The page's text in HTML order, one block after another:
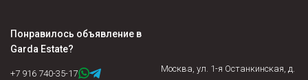
Понравилось объявление в
Garda Estate?
+7 916 740-35-17
Москва, ул. 1-я Останкинская, д.